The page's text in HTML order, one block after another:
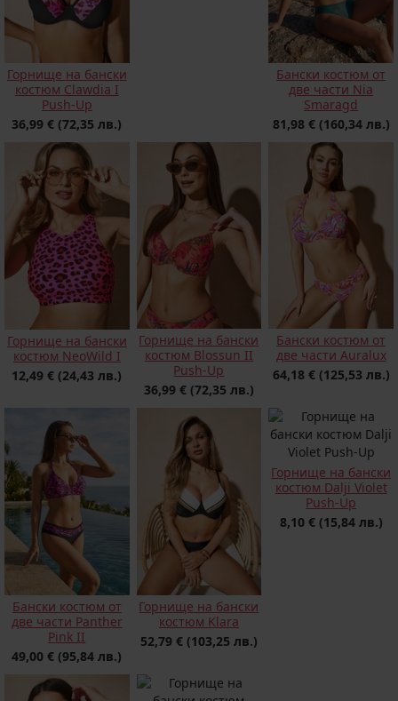
Горнище на бански
костюм Clawdia I
Push-Up
36,99 € (72,35 лв.)
Бански костюм от
две части Nia
Smaragd
81,98 € (160,34 лв.)
Горнище на бански
костюм NeoWild I
12,49 € (24,43 лв.)
Горнище на бански
костюм Blossun II
Push-Up
36,99 € (72,35 лв.)
Бански костюм от
две части Auralux
64,18 € (125,53 лв.)
Бански костюм от
две части Panther
Pink II
49,00 € (95,84 лв.)
Горнище на бански
костюм Klara
52,79 € (103,25 лв.)
Горнище на бански
костюм Dalji Violet
Push-Up
8,10 € (15,84 лв.)